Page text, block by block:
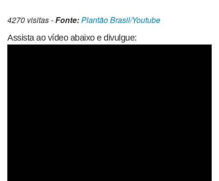
4270 visitas -Fonte:Plantão Brasil/Youtube
Assista ao vídeo abaixo e divulgue: